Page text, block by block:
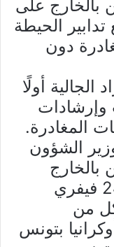
بالخارج على
الحيطة
دون
الجالية أولًا
وإرشادات
المغادرة.
الشؤون
بالخارج
الجرندي، ، اليوم الخميس 24 فيفري
كل من
بتونس